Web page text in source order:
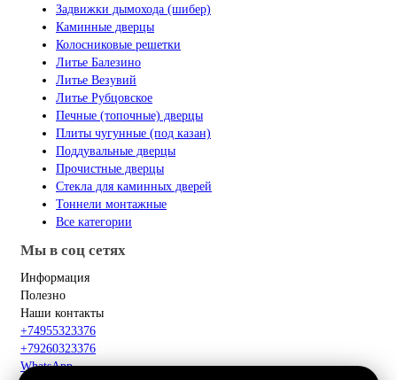
Задвижки дымохода (шибер)
Каминные дверцы
Колосниковые решетки
Литье Балезино
Литье Везувий
Литье Рубцовское
Печные (топочные) дверцы
Плиты чугунные (под казан)
Поддувальные дверцы
Прочистные дверцы
Стекла для каминных дверей
Тоннели монтажные
Все категории
Мы в соц сетях
Информация
Полезно
Наши контакты
+74955323376
+79260323376
WhatsApp